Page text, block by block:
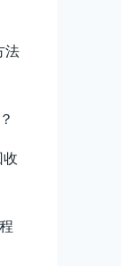
法